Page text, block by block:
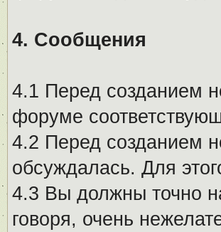
4. Сообщения
4.1 Перед созданием
форуме
4.2 Перед созданием
обсуждалась. Для
4.3 Вы должны точно
говоря, очень